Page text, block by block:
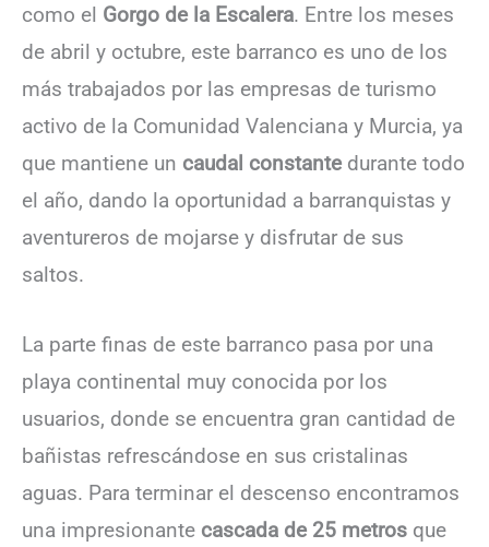
como el Gorgo de la Escalera. Entre los meses
de abril y octubre, este barranco es uno de los
más trabajados por las empresas de turismo
activo de la Comunidad Valenciana y Murcia, ya
que mantiene un caudal constante durante todo
el año, dando la oportunidad a barranquistas y
aventureros de mojarse y disfrutar de sus
saltos.
La parte finas de este barranco pasa por una
playa continental muy conocida por los
usuarios, donde se encuentra gran cantidad de
bañistas refrescándose en sus cristalinas
aguas. Para terminar el descenso encontramos
una impresionante cascada de 25 metros que